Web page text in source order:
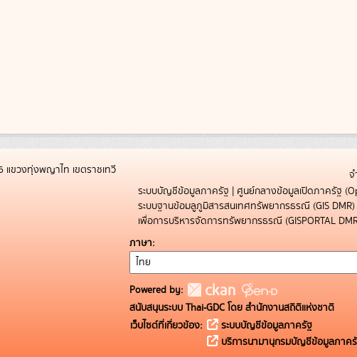
ขวงทุ่งพญาไท เขตราชเทวี
จ
ระบบบัญชีข้อมูลภาครัฐ | ศูนย์กลางข้อมูลเปิดภาครัฐ
ระบบฐานข้อมลูภูมิสารสนเทศทรัพยากรธรณี (GIS DMR)
เพื่อการบริหารจัดการทรัพยากรธรณี (GISPORTAL
ภาษา
Powered by:
สนับสนุนระบบ Thai-GDC โดย สำนักงานสถิติแห่งชาติ
เว็บไซต์ที่เกี่ยวข้อง:
ระบบบัญชีข้อมูลภาครัฐ
บริการนามานุกรมบัญชีข้อมูลภาค